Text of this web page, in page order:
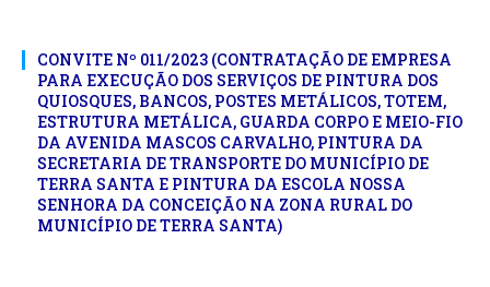
CONVITE Nº 011/2023 (CONTRATAÇÃO DE EMPRESA
PARA EXECUÇÃO DOS SERVIÇOS DE PINTURA DOS
QUIOSQUES, BANCOS, POSTES METÁLICOS, TOTEM,
ESTRUTURA METÁLICA, GUARDA CORPO E MEIO-FIO
DA AVENIDA MASCOS CARVALHO, PINTURA DA
SECRETARIA DE TRANSPORTE DO MUNICÍPIO DE
TERRA SANTA E PINTURA DA ESCOLA NOSSA
SENHORA DA CONCEIÇÃO NA ZONA RURAL DO
MUNICÍPIO DE TERRA SANTA)